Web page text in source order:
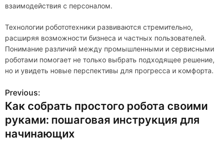
взаимодействия с персоналом.
Технологии робототехники развиваются стремительно,
расширяя возможности бизнеса и частных пользователей.
Понимание различий между промышленными и сервисными
роботами помогает не только выбрать подходящее решение,
но и увидеть новые перспективы для прогресса и комфорта.
Н
а
в
Previous:
Как собрать простого робота своими
руками: пошаговая инструкция для
начинающих